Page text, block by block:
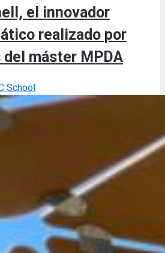
el innovador
realizado por
del máster MPDA
School